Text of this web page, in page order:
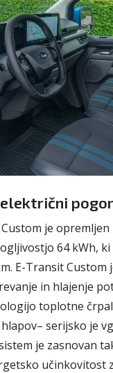
je
64 kWh,
E-Transit
in hlajenje
toplotne
serijsko je
je zasnovan
učinkovitost